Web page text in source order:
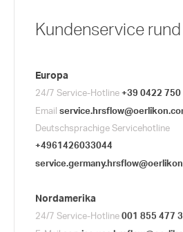
Kundenservice
Europa
24/7 Service-Hotline
+39 0422
Email
service.hrsflow@oerlikon.com
Deutschsprachige Servicehotline
+4961426033044
Nordamerika
24/7 Service-Hotline 001 855 477
E-Mail